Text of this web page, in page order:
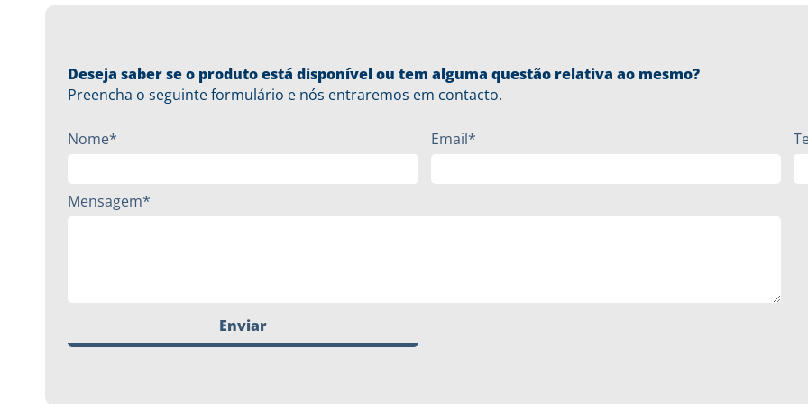
Deseja saber se o produto está disponível ou tem alguma questão relativa ao mesmo?
Preencha o seguinte formulário e nós entraremos em contacto.
Nome* Email*
Mensagem*
Enviar